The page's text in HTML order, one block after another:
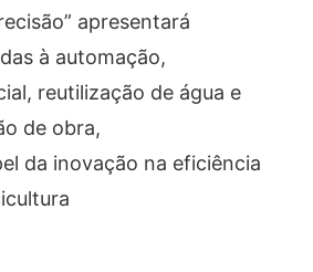
apresentará
à automação,
reutilização de água e
de obra,
da inovação na eficiência